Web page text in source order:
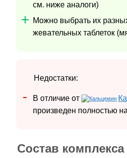
см. ниже аналоги)
Можно выбрать их
жевательных таблеток
Недостатки:
В отличие от
произведен полностью
Состав